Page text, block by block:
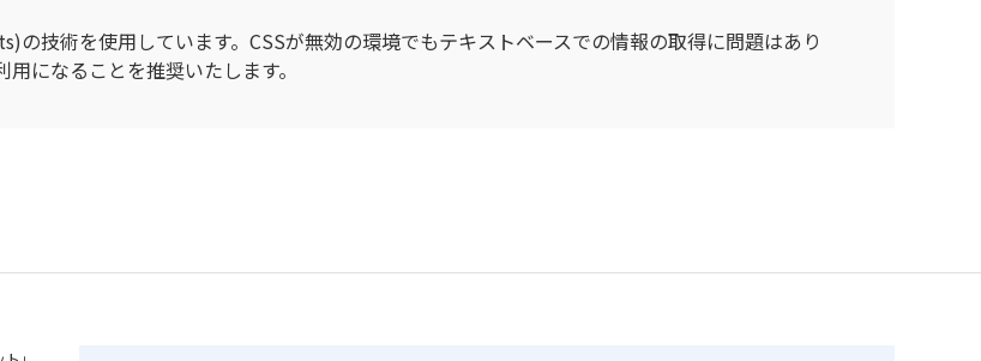
技術を使用しています。CSSが無効の環境でもテキストベースでの情報の取得に問題はあり
になることを推奨いたします。